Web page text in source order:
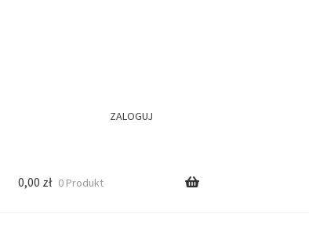
ZALOGUJ
0,00 zł 0 Produkt